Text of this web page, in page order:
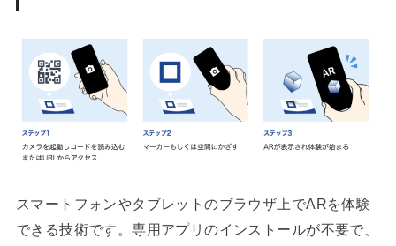
スマートフォンやタブレットのブラウザ上でARを体験
できる技術です。専用アプリのインストールが不要で、